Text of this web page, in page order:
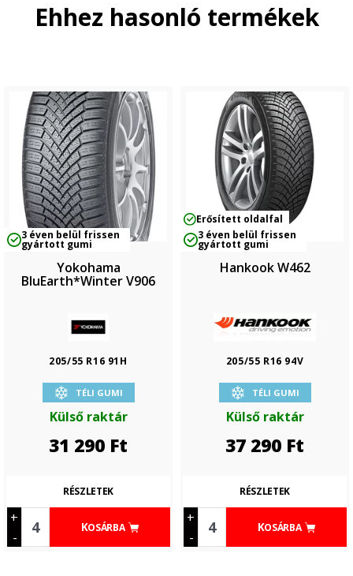
Ehhez hasonló termékek
3 éven belül frissen
gyártott gumi
Yokohama
BluEarth*Winter V906
205/55 R16 91H
TÉLI GUMI
Külső raktár
31 290 Ft
+
-
KOSÁRBA
RÉSZLETEK
Erősített oldalfal
3 éven belül frissen
gyártott gumi
Hankook W462
205/55 R16 94V
TÉLI GUMI
Külső raktár
37 290 Ft
+
-
KOSÁRBA
RÉSZLETEK